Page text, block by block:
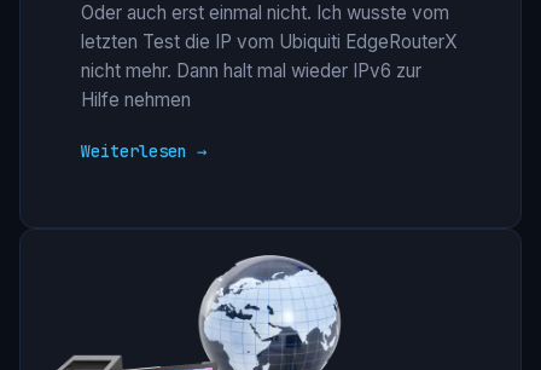
Oder auch erst einmal nicht. Ich wusste vom
letzten Test die IP vom Ubiquiti EdgeRouterX
nicht mehr. Dann halt mal wieder IPv6 zur
Hilfe nehmen
Weiterlesen →